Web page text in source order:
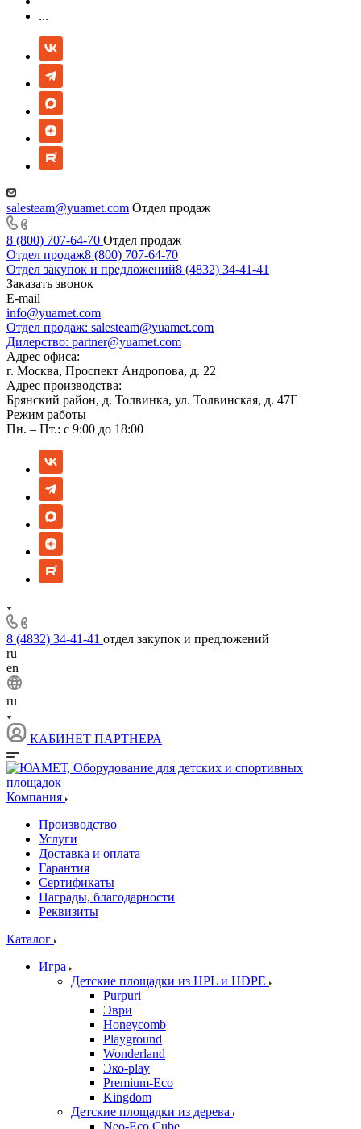
...
salesteam@yuamet.com Отдел продаж
8 (800) 707-64-70 Отдел продаж
Отдел продаж8 (800) 707-64-70
Отдел закупок и предложений8 (4832) 34-41-41
Заказать звонок
E-mail
info@yuamet.com
Отдел продаж: salesteam@yuamet.com
Дилерство: partner@yuamet.com
Адрес офиса:
г. Москва, Проспект Андропова, д. 22
Адрес производства:
Брянский район, д. Толвинка, ул. Толвинская, д. 47Г
Режим работы
Пн. – Пт.: с 9:00 до 18:00
8 (4832) 34-41-41 отдел закупок и предложений
ru
en
ru
КАБИНЕТ ПАРТНЕРА
Компания
Производство
Услуги
Доставка и оплата
Гарантия
Сертификаты
Награды, благодарности
Реквизиты
Каталог
Игра
Детские площадки из HPL и HDPE
Purpuri
Эври
Honeycomb
Playground
Wonderland
Эко-play
Premium-Eco
Kingdom
Детские площадки из дерева
Neo-Eco Cube